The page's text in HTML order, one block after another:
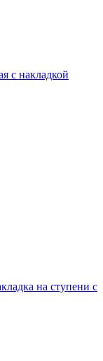
с накладкой
на ступени с